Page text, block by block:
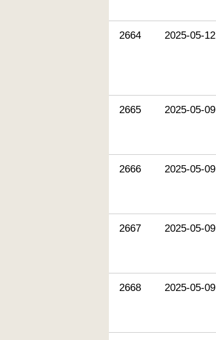
2664 2025-05-12
2665 2025-05-09
2666 2025-05-09
2667 2025-05-09
2668 2025-05-09